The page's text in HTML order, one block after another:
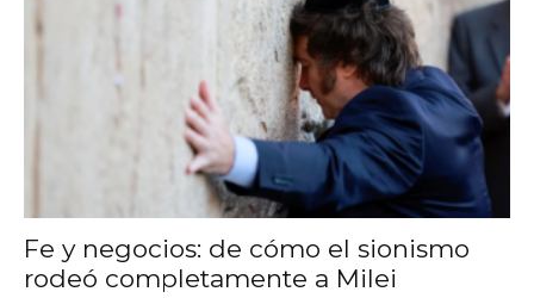
Fe y negocios: de cómo el sionismo
rodeó completamente a Milei